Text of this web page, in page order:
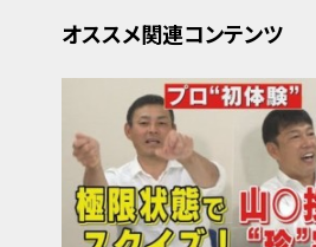
オススメ関連コンテンツ